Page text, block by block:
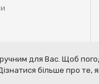
of service privacy
для Вас. Щоб
більше про те,